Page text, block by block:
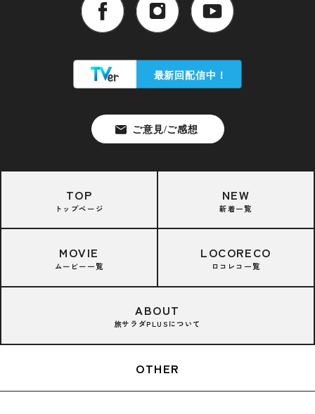
TOP
トップページ
NEW
新着一覧
MOVIE
ムービー一覧
LOCORECO
ロコレコ一覧
ABOUT
旅サラダPLUSについて
OTHER